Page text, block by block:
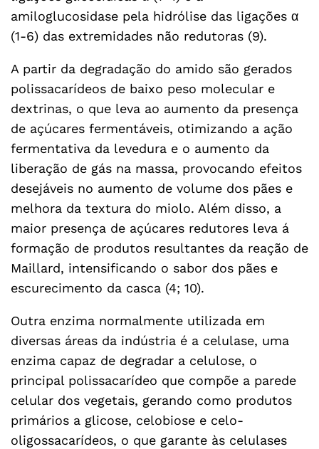
amiloglucosidase pela hidrólise das ligações α
(1-6) das extremidades não redutoras (9).
A partir da degradação do amido são gerados
polissacarídeos de baixo peso molecular e
dextrinas, o que leva ao aumento da presença
de açúcares fermentáveis, otimizando a ação
fermentativa da levedura e o aumento da
liberação de gás na massa, provocando efeitos
desejáveis no aumento de volume dos pães e
melhora da textura do miolo. Além disso, a
maior presença de açúcares redutores leva á
formação de produtos resultantes da reação de
Maillard, intensificando o sabor dos pães e
escurecimento da casca (4; 10).
Outra enzima normalmente utilizada em
diversas áreas da indústria é a celulase, uma
enzima capaz de degradar a celulose, o
principal polissacarídeo que compõe a parede
celular dos vegetais, gerando como produtos
primários a glicose, celobiose e celo-
oligossacarídeos, o que garante às celulases